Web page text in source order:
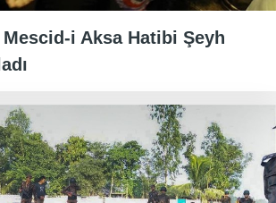
i Aksa Hatibi Şeyh